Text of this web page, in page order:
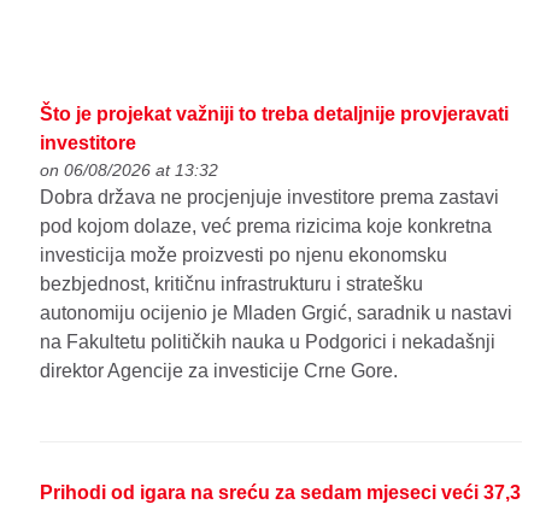
Što je projekat važniji to treba detaljnije provjeravati
investitore
on 06/08/2026 at 13:32
Dobra država ne procjenjuje investitore prema zastavi
pod kojom dolaze, već prema rizicima koje konkretna
investicija može proizvesti po njenu ekonomsku
bezbjednost, kritičnu infrastrukturu i stratešku
autonomiju ocijenio je Mladen Grgić, saradnik u nastavi
na Fakultetu političkih nauka u Podgorici i nekadašnji
direktor Agencije za investicije Crne Gore.
Prihodi od igara na sreću za sedam mjeseci veći 37,3